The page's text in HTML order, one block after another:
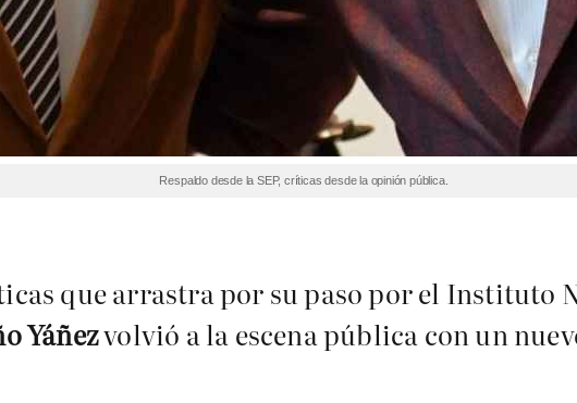
Respaldo desde la SEP, críticas desde la opinión pública.
que arrastra por su paso por el Instituto
Yáñezvolvió a la escena pública con un